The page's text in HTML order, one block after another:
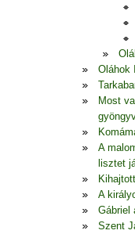
Oláhok
Most
A
lisztet
A
Gábriel
Szent